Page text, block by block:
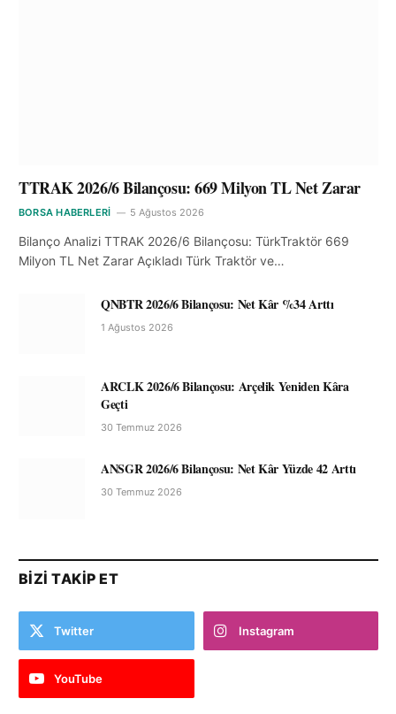
TTRAK 2026/6 Bilançosu: 669 Milyon TL Net Zarar
BORSA HABERLERI 5 Ağustos 2026
Bilanço Analizi TTRAK 2026/6 Bilançosu: TürkTraktör 669
Milyon TL Net Zarar Açıkladı Türk Traktör ve…
QNBTR 2026/6 Bilançosu: Net Kâr %34 Arttı
1 Ağustos 2026
ARCLK 2026/6 Bilançosu: Arçelik Yeniden Kâra
Geçti
30 Temmuz 2026
ANSGR 2026/6 Bilançosu: Net Kâr Yüzde 42 Arttı
30 Temmuz 2026
BIZI TAKIP ET
Twitter Instagram
YouTube